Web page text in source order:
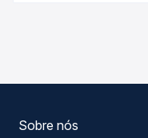
Sobre nós